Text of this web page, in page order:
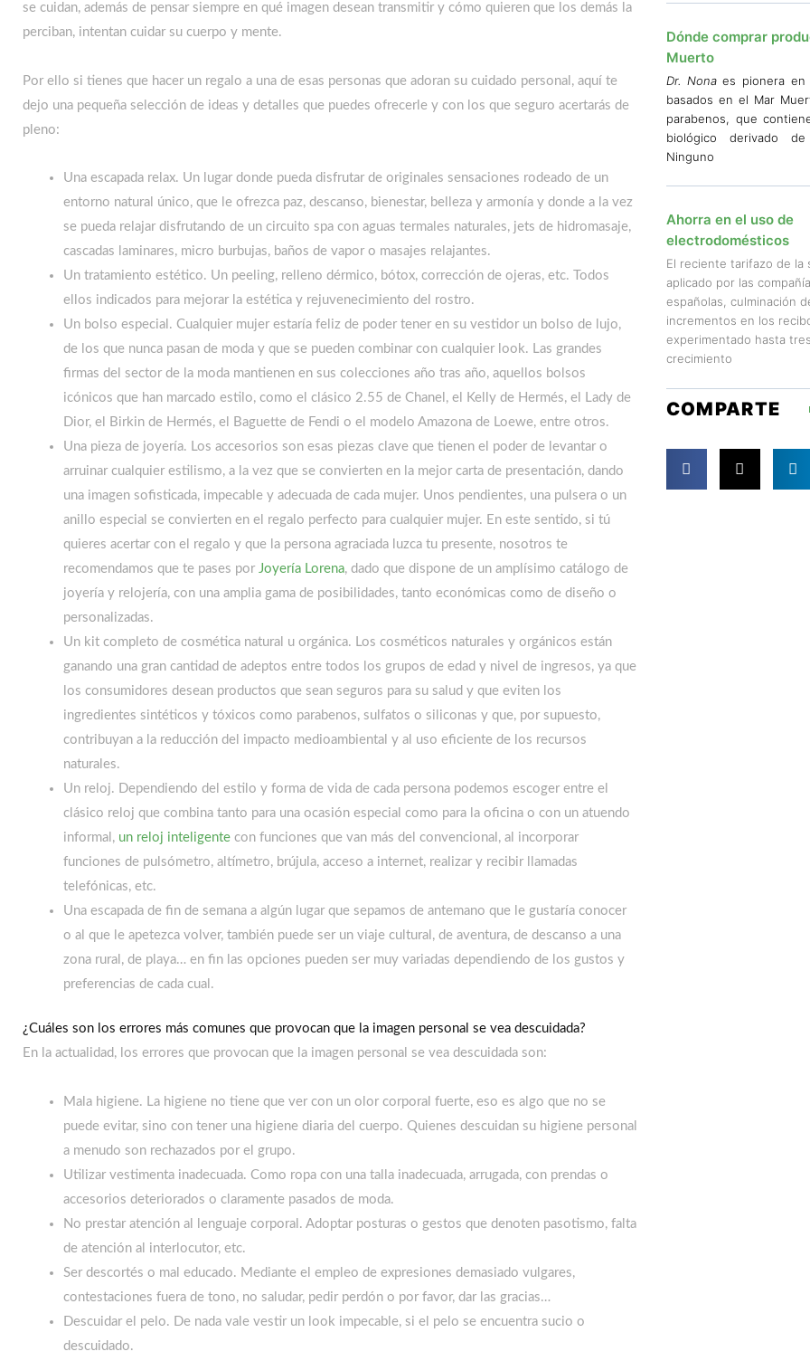
se cuidan, además de pensar siempre en qué imagen desean transmitir y cómo quieren que los demás la
perciban, intentan cuidar su cuerpo y mente.
Por ello si tienes que hacer un regalo a una de esas personas que adoran su cuidado personal, aquí te
dejo una pequeña selección de ideas y detalles que puedes ofrecerle y con los que seguro acertarás de
pleno:
Una escapada relax. Un lugar donde pueda disfrutar de originales sensaciones rodeado de un
entorno natural único, que le ofrezca paz, descanso, bienestar, belleza y armonía y donde a la vez
se pueda relajar disfrutando de un circuito spa con aguas termales naturales, jets de hidromasaje,
cascadas laminares, micro burbujas, baños de vapor o masajes relajantes.
Un tratamiento estético. Un peeling, relleno dérmico, bótox, corrección de ojeras, etc. Todos
ellos indicados para mejorar la estética y rejuvenecimiento del rostro.
Un bolso especial. Cualquier mujer estaría feliz de poder tener en su vestidor un bolso de lujo,
de los que nunca pasan de moda y que se pueden combinar con cualquier look. Las grandes
firmas del sector de la moda mantienen en sus colecciones año tras año, aquellos bolsos
icónicos que han marcado estilo, como el clásico 2.55 de Chanel, el Kelly de Hermés, el Lady de
Dior, el Birkin de Hermés, el Baguette de Fendi o el modelo Amazona de Loewe, entre otros.
Una pieza de joyería. Los accesorios son esas piezas clave que tienen el poder de levantar o
arruinar cualquier estilismo, a la vez que se convierten en la mejor carta de presentación, dando
una imagen sofisticada, impecable y adecuada de cada mujer. Unos pendientes, una pulsera o un
anillo especial se convierten en el regalo perfecto para cualquier mujer. En este sentido, si tú
quieres acertar con el regalo y que la persona agraciada luzca tu presente, nosotros te
recomendamos que te pases por Joyería Lorena, dado que dispone de un amplísimo catálogo de
joyería y relojería, con una amplia gama de posibilidades, tanto económicas como de diseño o
personalizadas.
Un kit completo de cosmética natural u orgánica. Los cosméticos naturales y orgánicos están
ganando una gran cantidad de adeptos entre todos los grupos de edad y nivel de ingresos, ya que
los consumidores desean productos que sean seguros para su salud y que eviten los
ingredientes sintéticos y tóxicos como parabenos, sulfatos o siliconas y que, por supuesto,
contribuyan a la reducción del impacto medioambiental y al uso eficiente de los recursos
naturales.
Un reloj. Dependiendo del estilo y forma de vida de cada persona podemos escoger entre el
clásico reloj que combina tanto para una ocasión especial como para la oficina o con un atuendo
informal, un reloj inteligente con funciones que van más del convencional, al incorporar
funciones de pulsómetro, altímetro, brújula, acceso a internet, realizar y recibir llamadas
telefónicas, etc.
Una escapada de fin de semana a algún lugar que sepamos de antemano que le gustaría conocer
o al que le apetezca volver, también puede ser un viaje cultural, de aventura, de descanso a una
zona rural, de playa… en fin las opciones pueden ser muy variadas dependiendo de los gustos y
preferencias de cada cual.
¿Cuáles son los errores más comunes que provocan que la imagen personal se vea descuidada?
En la actualidad, los errores que provocan que la imagen personal se vea descuidada son:
Mala higiene. La higiene no tiene que ver con un olor corporal fuerte, eso es algo que no se
puede evitar, sino con tener una higiene diaria del cuerpo. Quienes descuidan su higiene personal
a menudo son rechazados por el grupo.
Utilizar vestimenta inadecuada. Como ropa con una talla inadecuada, arrugada, con prendas o
accesorios deteriorados o claramente pasados de moda.
No prestar atención al lenguaje corporal. Adoptar posturas o gestos que denoten pasotismo, falta
de atención al interlocutor, etc.
Ser descortés o mal educado. Mediante el empleo de expresiones demasiado vulgares,
contestaciones fuera de tono, no saludar, pedir perdón o por favor, dar las gracias…
Descuidar el pelo. De nada vale vestir un look impecable, si el pelo se encuentra sucio o
descuidado.
Dónde comprar
Muerto
Dr. Nonaes pionera en
basados en el Mar
parabenos, que
biológico derivado
Ninguno
Ahorra en el uso de
electrodomésticos
El reciente tarifazo de la
aplicado por las
españolas, culminación
incrementos en los
experimentado hasta
crecimiento
COMPARTE